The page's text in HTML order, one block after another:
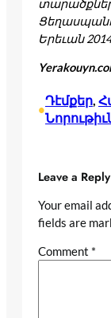
Երեւան
•
Դէմքեր,
Leave a Reply
Your email
fields are
Comment *